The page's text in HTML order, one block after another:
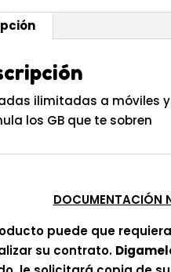
ilimitadas a móviles
los GB que te sobren
DOCUMENTACIÓN
puede que
su contrato.